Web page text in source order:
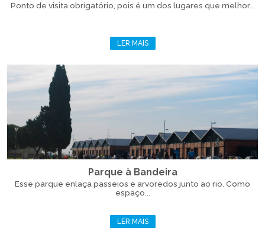
Ponto de visita obrigatório, pois é um dos lugares que melhor...
LER MAIS
Parque à Bandeira
Esse parque enlaça passeios e arvoredos junto ao rio. Como
espaço...
LER MAIS